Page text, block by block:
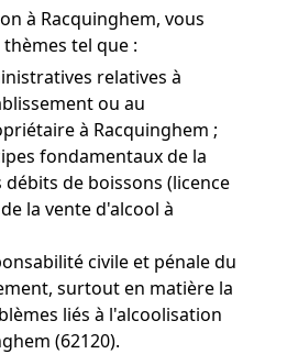
à Racquinghem, vous
tel que :
relatives à
ou au
à Racquinghem ;
fondamentaux de la
de boissons (licence
la vente d'alcool à
civile et pénale du
surtout en matière la
liés à l'alcoolisation
(62120).